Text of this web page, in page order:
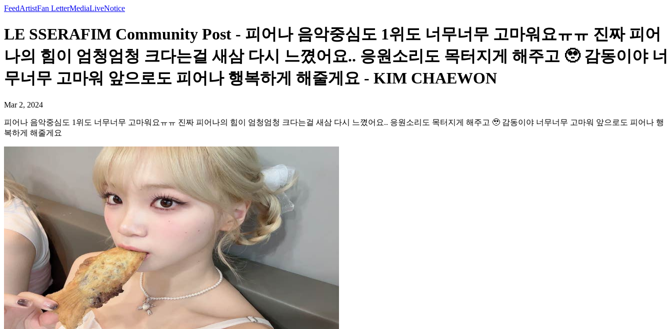
FeedArtistFan LetterMediaLiveNotice
LE SSERAFIM Community Post - 피어나 음악중심도 1위도 너무너무 고마워요ㅠㅠ 진짜 피어
나의 힘이 엄청엄청 크다는걸 새삼 다시 느꼈어요.. 응원소리도 목터지게 해주고 🥹 감동이야 너
무너무 고마워 앞으로도 피어나 행복하게 해줄게요 - KIM CHAEWON
Mar 2, 2024
피어나 음악중심도 1위도 너무너무 고마워요ㅠㅠ 진짜 피어나의 힘이 엄청엄청 크다는걸 새삼 다시 느꼈어요.. 응원소리도 목터지게 해주고 🥹 감동이야 너무너무 고마워 앞으로도 피어나 행
복하게 해줄게요